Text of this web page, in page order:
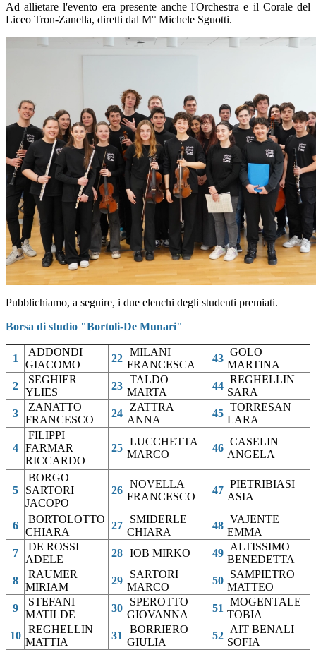
Ad allietare l'evento era presente anche l'Orchestra e il Corale del
Liceo Tron-Zanella, diretti dal M° Michele Sguotti.
Pubblichiamo, a seguire, i due elenchi degli studenti premiati.
Borsa di studio "Bortoli-De Munari"
1
ADDONDI
GIACOMO
22
MILANI
FRANCESCA
43
GOLO
MARTINA
2
SEGHIER
YLIES
23
TALDO
MARTA
44
REGHELLIN
SARA
3
ZANATTO
FRANCESCO
24
ZATTRA
ANNA
45
TORRESAN
LARA
4
FILIPPI
FARMAR
RICCARDO
25
LUCCHETTA
MARCO
46
CASELIN
ANGELA
5
BORGO
SARTORI
JACOPO
26
NOVELLA
FRANCESCO
47
PIETRIBIASI
ASIA
6
BORTOLOTTO
CHIARA
27
SMIDERLE
CHIARA
48
VAJENTE
EMMA
7
DE ROSSI
ADELE
28 IOB MIRKO 49
ALTISSIMO
BENEDETTA
8
RAUMER
MIRIAM
29
SARTORI
MARCO
50
SAMPIETRO
MATTEO
9
STEFANI
MATILDE
30
SPEROTTO
GIOVANNA
51
MOGENTALE
TOBIA
10
REGHELLIN
MATTIA
31
BORRIERO
GIULIA
52
AIT BENALI
SOFIA